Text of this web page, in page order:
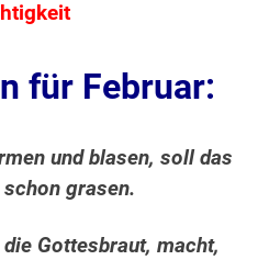
für Februar:
und blasen, soll das
grasen.
Gottesbraut, macht,